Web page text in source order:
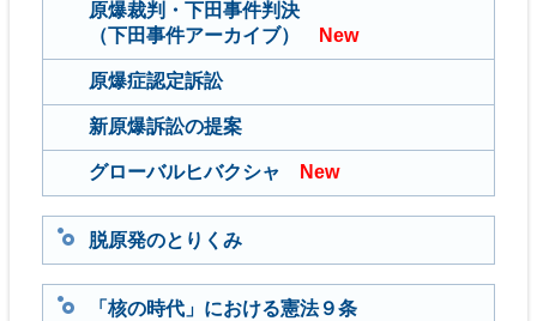
原爆裁判・下田事件判決
（下田事件アーカイブ）
New
原爆症認定訴訟
新原爆訴訟の提案
グローバルヒバクシャ New
脱原発のとりくみ
「核の時代」における憲法９条